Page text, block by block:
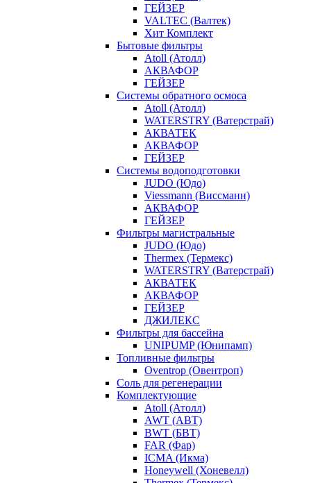
ГЕЙЗЕР
VALTEC (Валтек)
Хит Комплект
Бытовые фильтры
Atoll (Атолл)
АКВАФОР
ГЕЙЗЕР
Системы обратного осмоса
Atoll (Атолл)
WATERSTRY (Ватерстрай)
АКВАТЕК
АКВАФОР
ГЕЙЗЕР
Системы водоподготовки
JUDO (Юдо)
Viessmann (Виссманн)
АКВАФОР
ГЕЙЗЕР
Фильтры магистральные
JUDO (Юдо)
Thermex (Термекс)
WATERSTRY (Ватерстрай)
АКВАТЕК
АКВАФОР
ГЕЙЗЕР
ДЖИЛЕКС
Фильтры для бассейна
UNIPUMP (Юнипамп)
Топливные фильтры
Oventrop (Овентроп)
Соль для регенерации
Комплектующие
Atoll (Атолл)
AWT (АВТ)
BWT (БВТ)
FAR (Фар)
ICMA (Икма)
Honeywell (Хоневелл)